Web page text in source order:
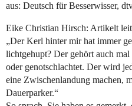
aus: Deutsch für Besserwisser,
Eike Christian Hirsch: Artikelt
„Der Kerl hinter mir hat immer
lichtgehupt? Der gehört auch
oder genotschlachtet. Der wird
eine Zwischenlandung machen,
Dauerparker.“